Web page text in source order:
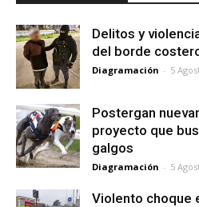
Delitos y
del borde
Diagramación - 5
Postergan
proyecto que
galgos
Diagramación - 5
Violento choque